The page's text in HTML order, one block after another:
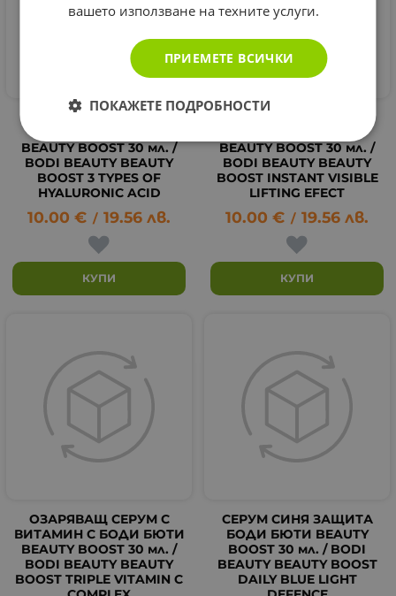
СЕРУМ ХИАЛУРОНОВА
BEAUTY BOOST 30 мл. /
BODI BEAUTY BEAUTY
BOOST 3 TYPES OF
HYALURONIC ACID
10.00 € / 19.56 лв.
КУПИ
BEAUTY BOOST 30 мл. /
BODI BEAUTY BEAUTY
BOOST INSTANT VISIBLE
LIFTING EFECT
10.00 € / 19.56 лв.
КУПИ
ОЗАРЯВАЩ СЕРУМ С
ВИТАМИН C БОДИ БЮТИ
BEAUTY BOOST 30 мл. /
BODI BEAUTY BEAUTY
BOOST TRIPLE VITAMIN C
СЕРУМ СИНЯ ЗАЩИТА
БОДИ БЮТИ BEAUTY
BOOST 30 мл. / BODI
BEAUTY BEAUTY BOOST
DAILY BLUE LIGHT
вашето използване на техните услуги.
ПРИЕМЕТЕ ВСИЧКИ
ПОКАЖЕТЕ ПОДРОБНОСТИ